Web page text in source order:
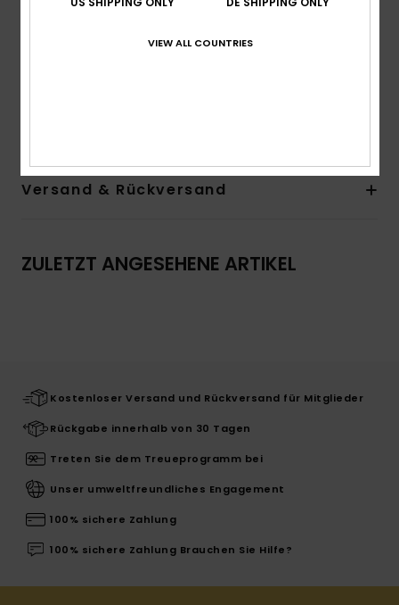
Versand & Rückversand
ZULETZT ANGESEHENE ARTIKEL
Kostenloser Versand und Rückversand für Mitglieder
Rückgabe innerhalb von 30 Tagen
Treten Sie dem Treueprogramm bei
Unser umweltfreundliches Engagement
100% sichere Zahlung
100% sichere Zahlung Brauchen Sie Hilfe?
VIEW ALL COUNTRIES